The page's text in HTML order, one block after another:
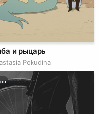
и рыцарь
Pokudina